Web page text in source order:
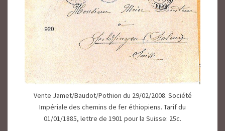
Vente Jamet/Baudot/Pothion du 29/02/2008. Société
Impériale des chemins de fer éthiopiens. Tarif du
01/01/1885, lettre de 1901 pour la Suisse: 25c.